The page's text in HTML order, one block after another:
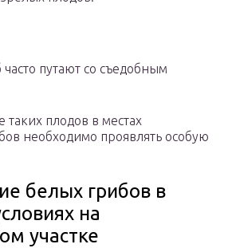
путают со съедобным
таких плодов в местах
необходимо проявлять особую
белых грибов в
на
участке